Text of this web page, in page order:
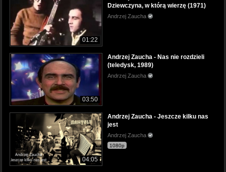
01:22
Dziewczyna, w którą wierzę (1971)
Andrzej Zaucha
03:50
Andrzej Zaucha - Nas nie rozdzieli
(teledysk, 1989)
Andrzej Zaucha
04:05
Andrzej Zaucha - Jeszcze kilku nas
jest
Andrzej Zaucha
1080p